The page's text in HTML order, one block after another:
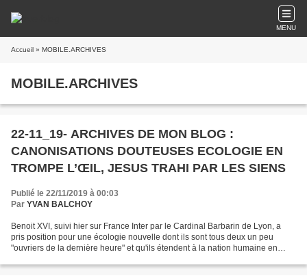
MENU
Accueil » MOBILE.ARCHIVES
MOBILE.ARCHIVES
22-11_19- ARCHIVES DE MON BLOG :
CANONISATIONS DOUTEUSES ECOLOGIE EN
TROMPE L’ŒIL, JESUS TRAHI PAR LES SIENS
Publié le 22/11/2019 à 00:03
Par YVAN BALCHOY
Benoit XVI, suivi hier sur France Inter par le Cardinal Barbarin de Lyon, a
pris position pour une écologie nouvelle dont ils sont tous deux un peu
"ouvriers de la dernière heure" et qu'ils étendent à la nation humaine en